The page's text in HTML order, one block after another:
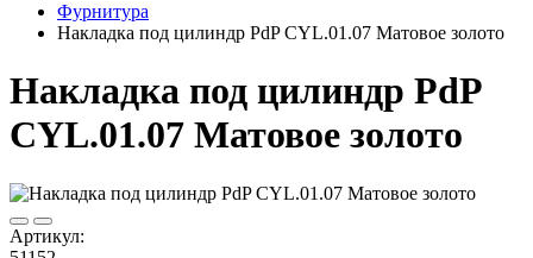
Фурнитура
Накладка под цилиндр PdP CYL.01.07 Матовое золото
Накладка под цилиндр PdP
CYL.01.07 Матовое золото
Артикул: